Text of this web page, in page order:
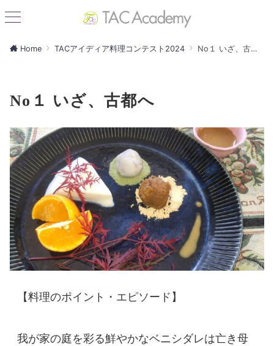
Home TACアイディア料理コンテスト2024 No１ いざ、古都へ
No１ いざ、古都へ
【料理のポイント・エピソード】
我が家の庭を彩る鮮やかなベニシダレは亡き母